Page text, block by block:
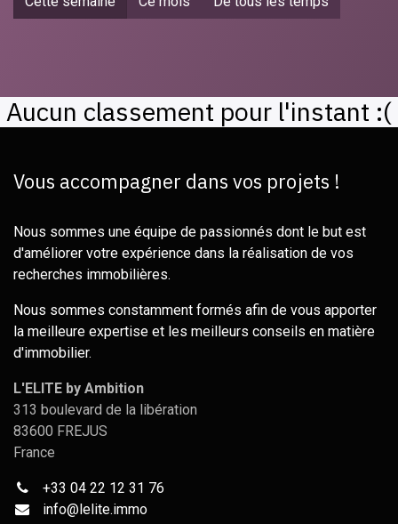
Aucun classement pour l'instant :(
Vous accompagner dans vos projets !
Nous sommes une équipe de passionnés dont le but est
d'améliorer votre expérience dans la réalisation de vos
recherches immobilières.
Nous sommes constamment formés afin de vous apporter
la meilleure expertise et les meilleurs conseils en matière
d'immobilier.
L'ELITE by Ambition
313 boulevard de la libération
83600 FREJUS
France
+33 04 22 12 31 76
info@ lelite.immo